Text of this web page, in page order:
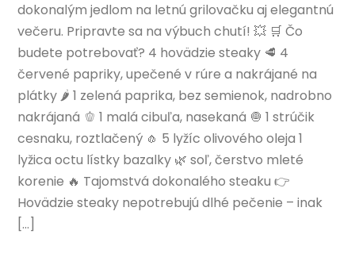
dokonalým jedlom na letnú grilovačku aj elegantnú
večeru. Pripravte sa na výbuch chutí! 💥 🛒 Čo
budete potrebovať? 4 hovädzie steaky 🥩 4
červené papriky, upečené v rúre a nakrájané na
plátky 🌶️ 1 zelená paprika, bez semienok, nadrobno
nakrájaná 🫑 1 malá cibuľa, nasekaná 🧅 1 strúčik
cesnaku, roztlačený 🧄 5 lyžíc olivového oleja 1
lyžica octu lístky bazalky 🌿 soľ, čerstvo mleté
korenie 🔥 Tajomstvá dokonalého steaku 👉
Hovädzie steaky nepotrebujú dlhé pečenie – inak
[…]